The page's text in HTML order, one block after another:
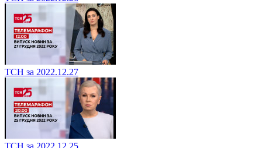
ТСН за 2022.12.27
ТСН за 2022.12.25